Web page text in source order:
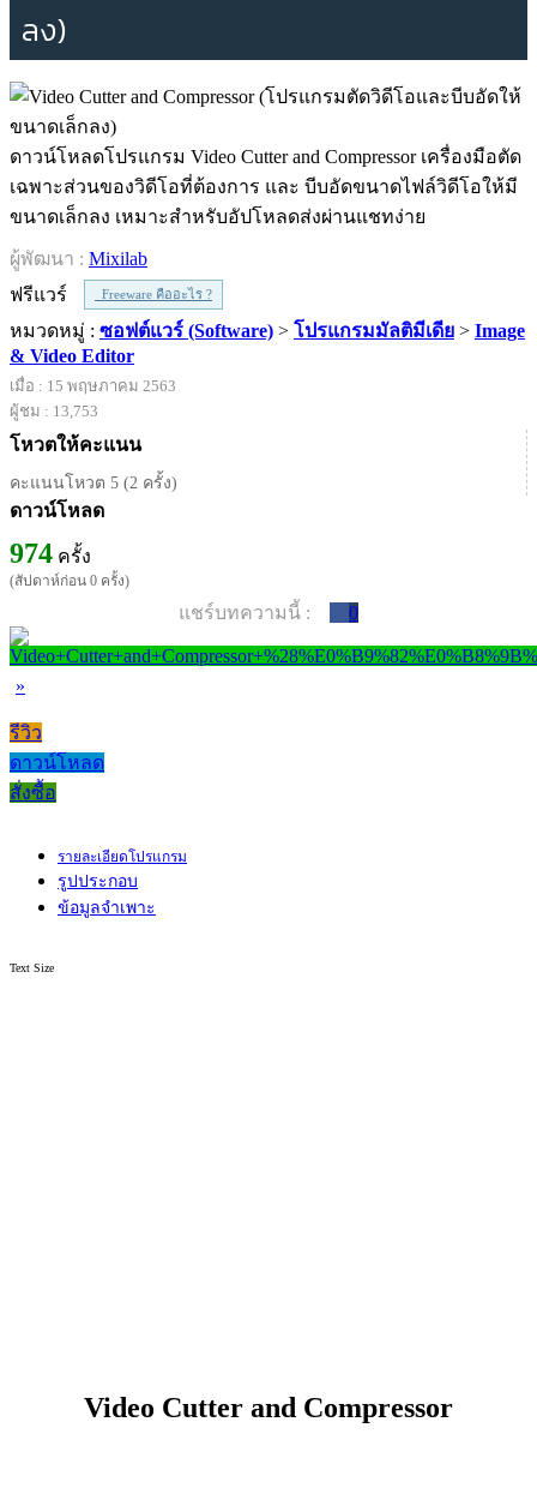
ลง)
ดาวน์โหลดโปรแกรม Video Cutter and Compressor เครื่องมือตัด
เฉพาะส่วนของวิดีโอที่ต้องการ และ บีบอัดขนาดไฟล์วิดีโอให้มี
ขนาดเล็กลง เหมาะสำหรับอัปโหลดส่งผ่านแชทง่าย
ผู้พัฒนา : Mixilab
ฟรีแวร์
Freeware คืออะไร ?
หมวดหมู่ : ซอฟต์แวร์ (Software) > โปรแกรมมัลติมีเดีย > Image
& Video Editor
เมื่อ : 15 พฤษภาคม 2563
ผู้ชม : 13,753
โหวตให้คะแนน
คะแนนโหวต 5 (2 ครั้ง)
ดาวน์โหลด
974 ครั้ง
(สัปดาห์ก่อน 0 ครั้ง)
แชร์บทความนี้ : 0
»
รีวิว
ดาวน์โหลด
สั่งซื้อ
รายละเอียดโปรแกรม
รูปประกอบ
ข้อมูลจำเพาะ
Text Size
Video Cutter and Compressor